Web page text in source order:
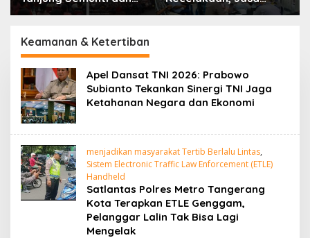
Pedadang Hulu: Tuntut
Satya Nusa Indah
Raharja Kalbar Hadiri
Keamanan & Ketertiban
Apel Dansat TNI 2026: Prabowo
Subianto Tekankan Sinergi TNI Jaga
Ketahanan Negara dan Ekonomi
menjadikan masyarakat Tertib Berlalu Lintas,
Sistem Electronic Traffic Law Enforcement (ETLE)
Handheld
Satlantas Polres Metro Tangerang
Kota Terapkan ETLE Genggam,
Pelanggar Lalin Tak Bisa Lagi
Mengelak